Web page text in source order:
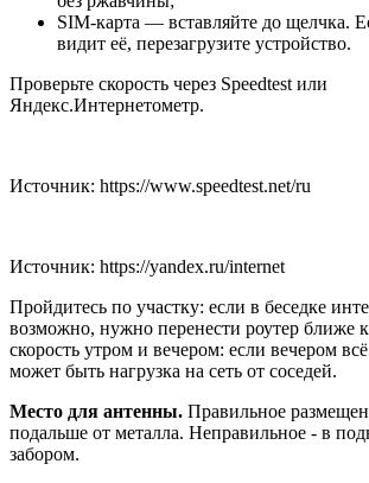
SIM-карта — вставляйте до щелчка.
видит её, перезагрузите устройство.
Проверьте скорость через Speedtest или
Яндекс.Интернетометр.
Источник: https://www.speedtest.net/ru
Источник: https://yandex.ru/internet
Пройдитесь по участку: если в беседке
возможно, нужно перенести роутер ближе к
скорость утром и вечером: если вечером
может быть нагрузка на сеть от соседей.
Место для антенны. Правильное
подальше от металла. Неправильное - в
забором.